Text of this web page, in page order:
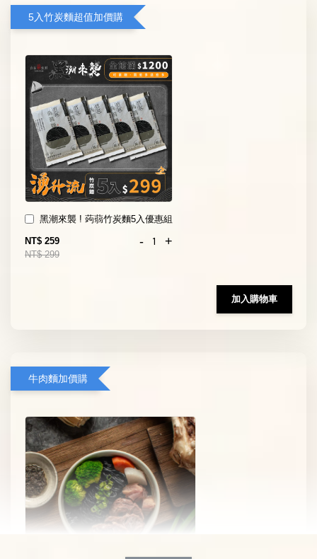
5入竹炭麵超值加價購
黑潮來襲 ! 蒟蒻竹炭麵5入優惠組
NT$ 259
NT$ 299
- +
加入購物車
牛肉麵加價購